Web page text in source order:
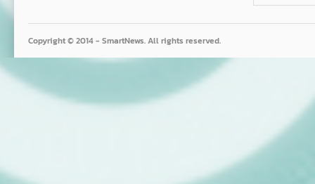
Copyright © 2014 - SmartNews. All rights reserved.